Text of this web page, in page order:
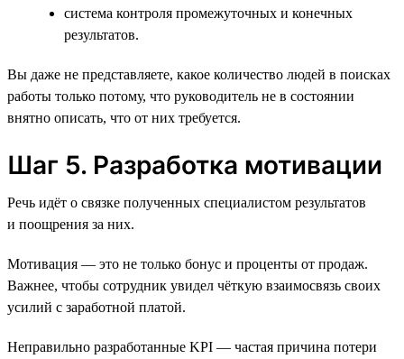
система контроля промежуточных и конечных
результатов.
Вы даже не представляете, какое количество людей в поисках
работы только потому, что руководитель не в состоянии
внятно описать, что от них требуется.
Шаг 5. Разработка мотивации
Речь идёт о связке полученных специалистом результатов
и поощрения за них.
Мотивация — это не только бонус и проценты от продаж.
Важнее, чтобы сотрудник увидел чёткую взаимосвязь своих
усилий с заработной платой.
Неправильно разработанные KPI — частая причина потери